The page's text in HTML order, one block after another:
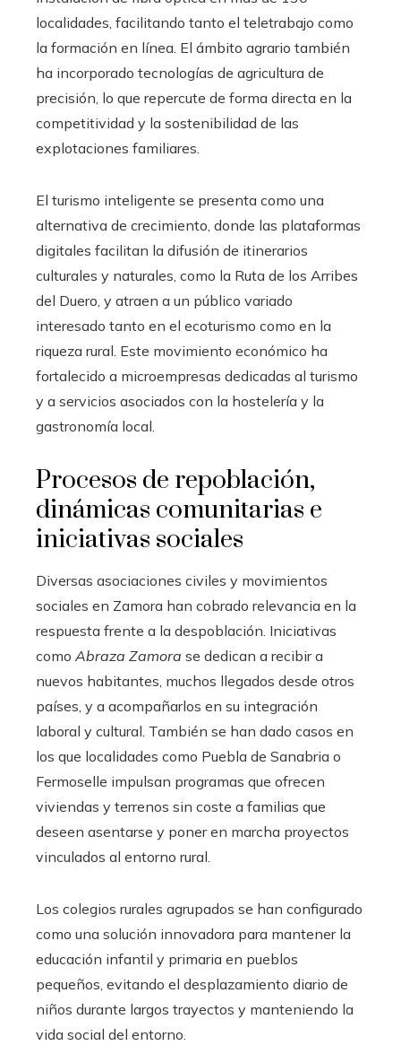
localidades, facilitando tanto el teletrabajo como
la formación en línea. El ámbito agrario también
ha incorporado tecnologías de agricultura de
precisión, lo que repercute de forma directa en la
competitividad y la sostenibilidad de las
explotaciones familiares.
El turismo inteligente se presenta como una
alternativa de crecimiento, donde las plataformas
digitales facilitan la difusión de itinerarios
culturales y naturales, como la Ruta de los Arribes
del Duero, y atraen a un público variado
interesado tanto en el ecoturismo como en la
riqueza rural. Este movimiento económico ha
fortalecido a microempresas dedicadas al turismo
y a servicios asociados con la hostelería y la
gastronomía local.
Procesos de repoblación,
dinámicas comunitarias e
iniciativas sociales
Diversas asociaciones civiles y movimientos
sociales en Zamora han cobrado relevancia en la
respuesta frente a la despoblación. Iniciativas
como Abraza Zamora se dedican a recibir a
nuevos habitantes, muchos llegados desde otros
países, y a acompañarlos en su integración
laboral y cultural. También se han dado casos en
los que localidades como Puebla de Sanabria o
Fermoselle impulsan programas que ofrecen
viviendas y terrenos sin coste a familias que
deseen asentarse y poner en marcha proyectos
vinculados al entorno rural.
Los colegios rurales agrupados se han configurado
como una solución innovadora para mantener la
educación infantil y primaria en pueblos
pequeños, evitando el desplazamiento diario de
niños durante largos trayectos y manteniendo la
vida social del entorno.